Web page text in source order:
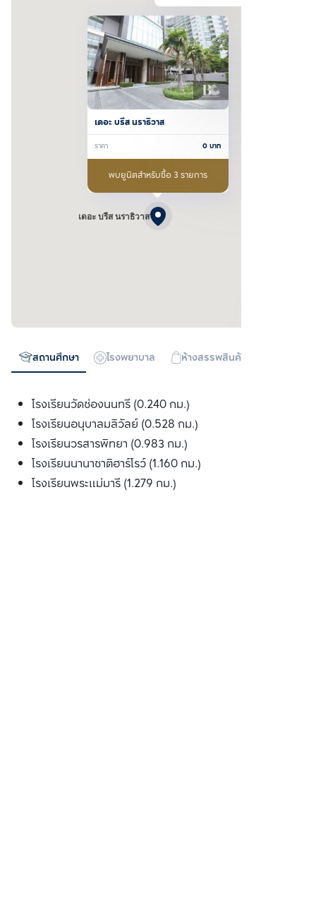
เดอะ บรีส นราธิวาส
เดอะ บรีส นราธิวาส
ราคา 0บาท
พบยูนิตสำหรับซื้อ 3 รายการ
สถานศึกษา โรงพยาบาล ห้างสรรพสินค้า
โรงเรียนวัดช่องนนทรี (0.240 กม.)
โรงเรียนอนุบาลมลิวัลย์ (0.528 กม.)
โรงเรียนวรสารพิทยา (0.983 กม.)
โรงเรียนนานาชาติฮาร์โรว์ (1.160 กม.)
โรงเรียนพระแม่มารี (1.279 กม.)